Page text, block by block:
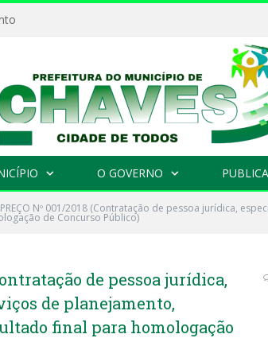
O GOVERNO
PREÇO Nº 001/2018 (Contratação de pessoa jurídica,
de Concurso Público)
de pessoa jurídica,
de planejamento,
final para homologação